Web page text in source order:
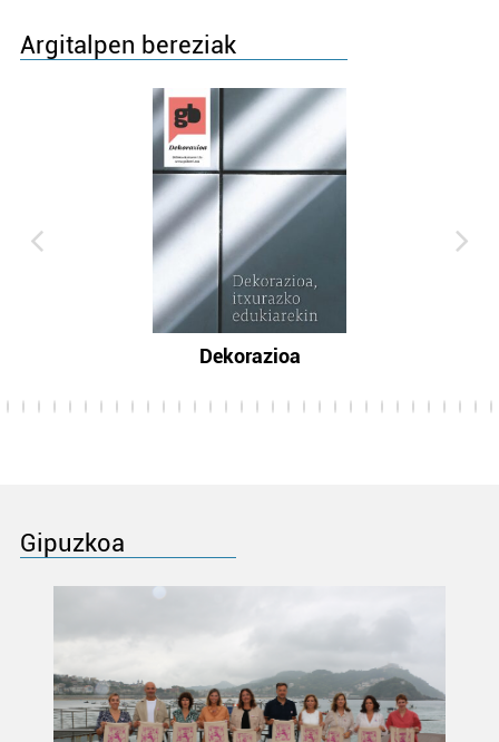
Argitalpen bereziak
Dekorazioa
Gipuzkoa